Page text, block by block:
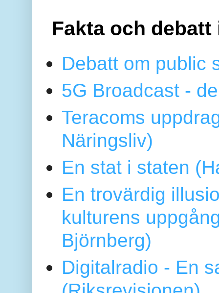
Fakta och debatt
Debatt om public
5G Broadcast -
Teracoms
Näringsliv)
En stat i staten
En trovärdig
kulturens
Björnberg)
Digitalradio - En